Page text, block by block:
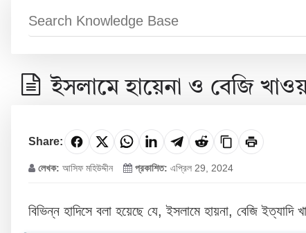
ইসলামে হায়েনা ও বেজি
Share:
লেখক: আসিফ মহিউদ্দীন প্রকাশিত: এপ্রিল 29, 2024
বিভিন্ন হাদিসে বলা হয়েছে যে, ইসলামে হায়না, বেজি